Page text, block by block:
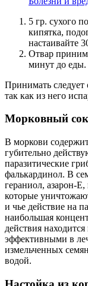
5 гр. сухого
кипятка,
настаивайте
Отвар
минут до еды.
Принимать следует
так как из него
Морковный сок
В моркови
губительно
паразитические
фалькардинол. В
гераниол, азарон-
которые
и чье действие на
наибольшая
действия
эффективными в
измельченных
водой.